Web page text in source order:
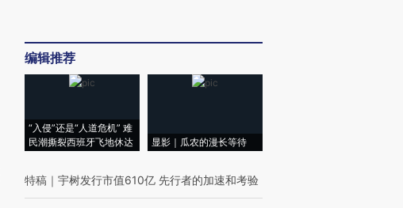
编辑推荐
“入侵”还是“人道危机” 难
民潮撕裂西班牙飞地休达
显影｜瓜农的漫长等待
特稿 ｜ 宇树发行市值610亿 先行者的加速和考验